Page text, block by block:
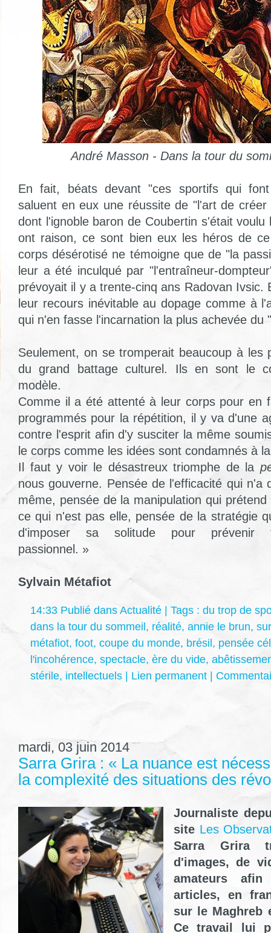
André Masson - Dans la tour du
En fait, béats devant "ces sportifs qui
saluent en eux une réussite de "l'art de créer
dont l'ignoble baron de Coubertin s'était voulu
ont raison, ce sont bien eux les héros de
corps désérotisé ne témoigne que de "la
leur a été inculqué par "l'entraîneur-
prévoyait il y a trente-cinq ans Radovan Ivsic.
leur recours inévitable au dopage comme à
qui n'en fasse l'incarnation la plus achevée du
Seulement, on se tromperait beaucoup à les
du grand battage culturel. Ils en sont le
modèle.
Comme il a été attenté à leur corps pour en
programmés pour la répétition, il y va d'une
contre l'esprit afin d'y susciter la même
le corps comme les idées sont condamnés à
Il faut y voir le désastreux triomphe de la
nous gouverne. Pensée de l'efficacité qui n'a
même, pensée de la manipulation qui
ce qui n'est pas elle, pensée de la stratégie
d'imposer sa solitude pour prévenir
passionnel. »
Sylvain Métafiot
14:33 Publié dans Actualité | Tags : du trop de
dans la tour du sommeil , réalité, annie le brun,
métafiot, foot, coupe du monde, brésil , pensée
l'incohérence, spectacle, ère du vide,
stérile, intellectuels Lien permanent
mardi, 03 juin 2014
Sarra Grira : « La nuance est
la complexité des situations des
Journaliste
site Les
Sarra Grira
d'images, de
amateurs
articles, en
sur le Maghreb
Ce travail lui